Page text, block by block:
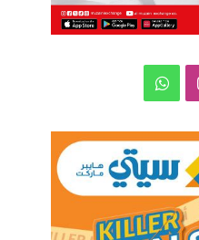
انستقرامواتساب